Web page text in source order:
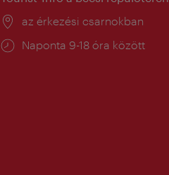
Helyszín:
az érkezési csarnokban
Nyitva
Naponta 9-18 óra között